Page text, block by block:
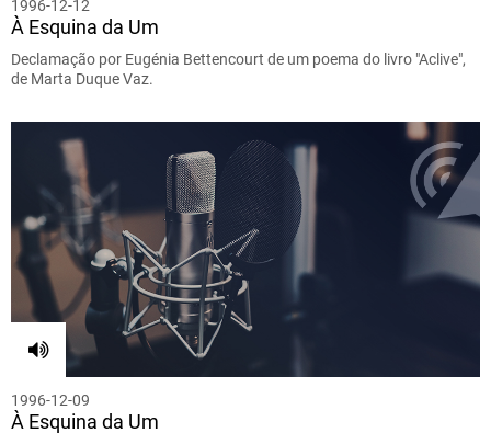
1996-12-12
À Esquina da Um
Declamação por Eugénia Bettencourt de um poema do livro "Aclive",
de Marta Duque Vaz.
1996-12-09
À Esquina da Um